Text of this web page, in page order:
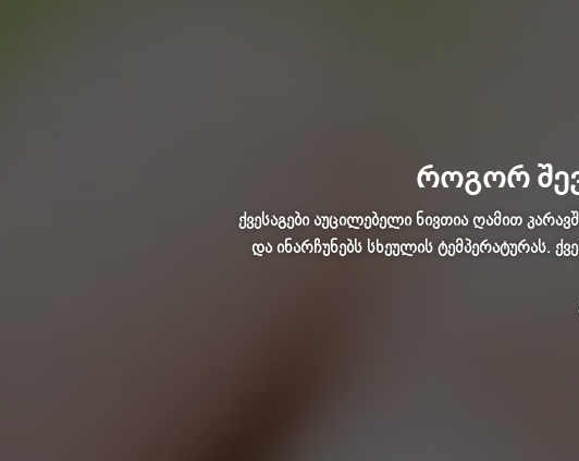
როგორ
ქვესაგები აუცილებელი ნივთია ღამით
და ინარჩუნებს სხეულის ტემპერატურას.